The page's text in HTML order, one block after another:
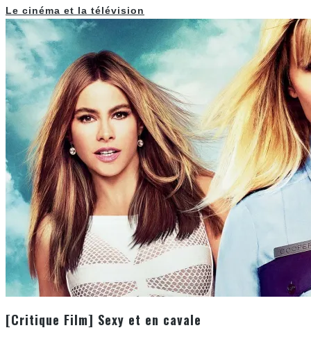
Le cinéma et la télévision
[Critique Film] Sexy et en cavale